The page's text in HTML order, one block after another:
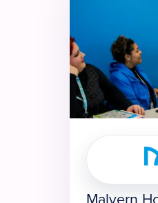
Malvern